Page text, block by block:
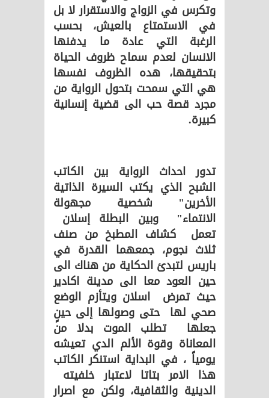
وتكرس في الزواج والاستقرار لا بل
في الاستمتاع بالعيش، بحسب
الرغبة التي عادة ما يدفنها
الانسان لعدم سماح ظروف الحياة
بتحقيقها، هده الظروف نفسها
هي التي سمحت بتحول الرواية من
مجرد قصة حب الى قضية إنسانية
كبيرة.
تدور احداث الرواية بين الكاتب
الشبح الذي يكتب السيرة الذاتية
الأخرين" شخصية مجهولة
الانتماء" وبين البطلة إسلان
تعمل كشاف المطبخ من صنف
ثلاث نجوم، جمعهما القدرة في
باريس لتبدئ الحكاية من هناك الى
حين العود معا الى مدينة اكادير
حيث تمرض اسلان ويتأزم الوضع
صحي لها حتى وصولها إلى حينٍ
جعلها تطلب الموت بدلا من
المعاناة وقوة الألم الدي تعيشه
يومياً ، في البداية استنكر الكاتب
هذا الامر بتاتا لاعتبار خلفيته
الدينية والثقافية، ولكن مع اصرار